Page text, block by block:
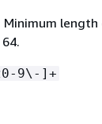
length
9\-]+